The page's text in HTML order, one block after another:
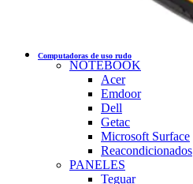
Computadoras de uso rudo
NOTEBOOK
Acer
Emdoor
Dell
Getac
Microsoft Surface
Reacondicionados
PANELES
Teguar